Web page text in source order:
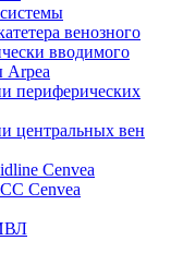
венозного
вводимого
Arpea
периферических
центральных вен
Cenvea
Cenvea